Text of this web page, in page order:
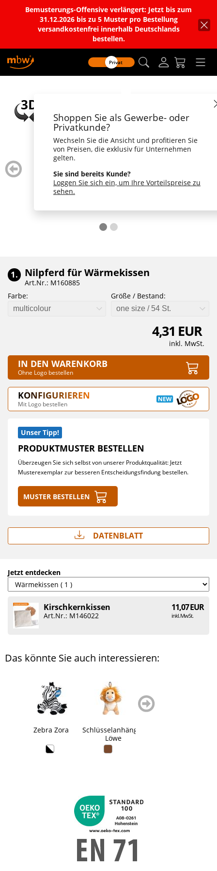
Bemusterungs-Offensive verlängert: Jetzt bis zum
31.12.2026 bis zu 5 Muster pro Bestellung
versandkostenfrei innerhalb Deutschlands
bestellen.
Privat
Shoppen Sie als Gewerbe- oder
Privatkunde?
Wechseln Sie die Ansicht und profitieren Sie
von Preisen, die exklusiv für Unternehmen
gelten.
Sie sind bereits Kunde?
Loggen Sie sich ein, um Ihre Vorteilspreise zu
sehen.
zurück
blättern
1. Nilpferd für Wärmekissen
Art.Nr.: M160885
Farbe:
multicolour
Größe / Bestand:
one size / 54 St.
4,31 EUR
inkl. MwSt.
IN DEN WARENKORB
Ohne Logo bestellen
KONFIGURIEREN
Mit Logo bestellen
Unser Tipp!
PRODUKTMUSTER BESTELLEN
Überzeugen Sie sich selbst von unserer Produktqualität: Jetzt
Musterexemplar zur besseren Entscheidungsfindung bestellen.
Muster bestellen
Datenblatt
Jetzt entdecken
Kirschkernkissen 11,07 EUR
inkl. MwSt.
Art.Nr.: M146022
Das könnte Sie auch interessieren:
Zebra Zora
Schlüsselanhänger
Löwe
weiter
blättern